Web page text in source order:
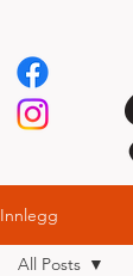
Innlegg
All Posts